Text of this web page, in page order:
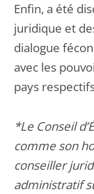
Enfin, a été
juridique et
dialogue
avec les
pays
*Le Conseil
comme son
conseiller
administratif